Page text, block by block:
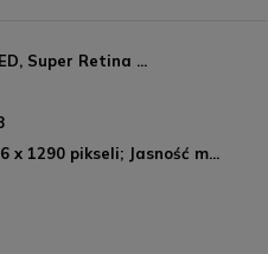
Super Retina ...
x 1290 pikseli; Jasność m...